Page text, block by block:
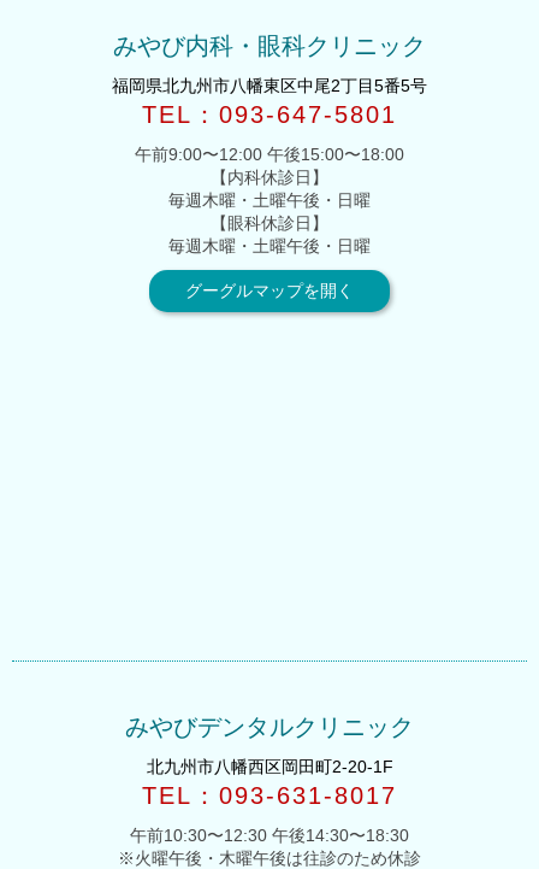
みやび内科・眼科クリニック
福岡県北九州市八幡東区中尾2丁目5番5号
TEL：093-647-5801
午前9:00〜12:00 午後15:00〜18:00
【内科休診日】
毎週木曜・土曜午後・日曜
【眼科休診日】
毎週木曜・土曜午後・日曜
グーグルマップを開く
みやびデンタルクリニック
北九州市八幡西区岡田町2-20-1F
TEL：093-631-8017
午前10:30〜12:30 午後14:30〜18:30
※火曜午後・木曜午後は往診のため休診